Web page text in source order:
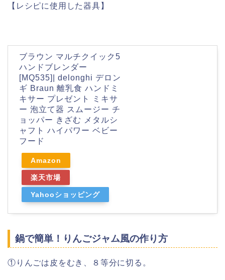
【レシピに使用した器具】
ブラウン マルチクイック5
ハンドブレンダー
[MQ535]| delonghi デロン
ギ Braun 離乳食 ハンドミ
キサー プレゼント ミキサ
ー 泡立て器 スムージー チ
ョッパー きざむ メタルシ
ャフト ハイパワー ベビー
フード
Amazon
楽天市場
Yahooショッピング
鍋で簡単！りんごジャム風の作り方
①りんごは皮をむき、８等分に切る。